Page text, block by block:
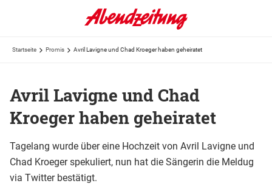
Startseite Promis Avril Lavigne und Chad Kroeger haben geheiratet
Avril Lavigne und Chad
Kroeger haben geheiratet
Tagelang wurde über eine Hochzeit von Avril Lavigne und
Chad Kroeger spekuliert, nun hat die Sängerin die Meldug
via Twitter bestätigt.